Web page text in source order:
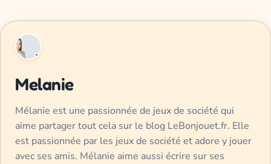
Melanie
Mélanie est une passionnée de jeux de société qui
aime partager tout cela sur le blog LeBonjouet.fr. Elle
est passionnée par les jeux de société et adore y jouer
avec ses amis. Mélanie aime aussi écrire sur ses